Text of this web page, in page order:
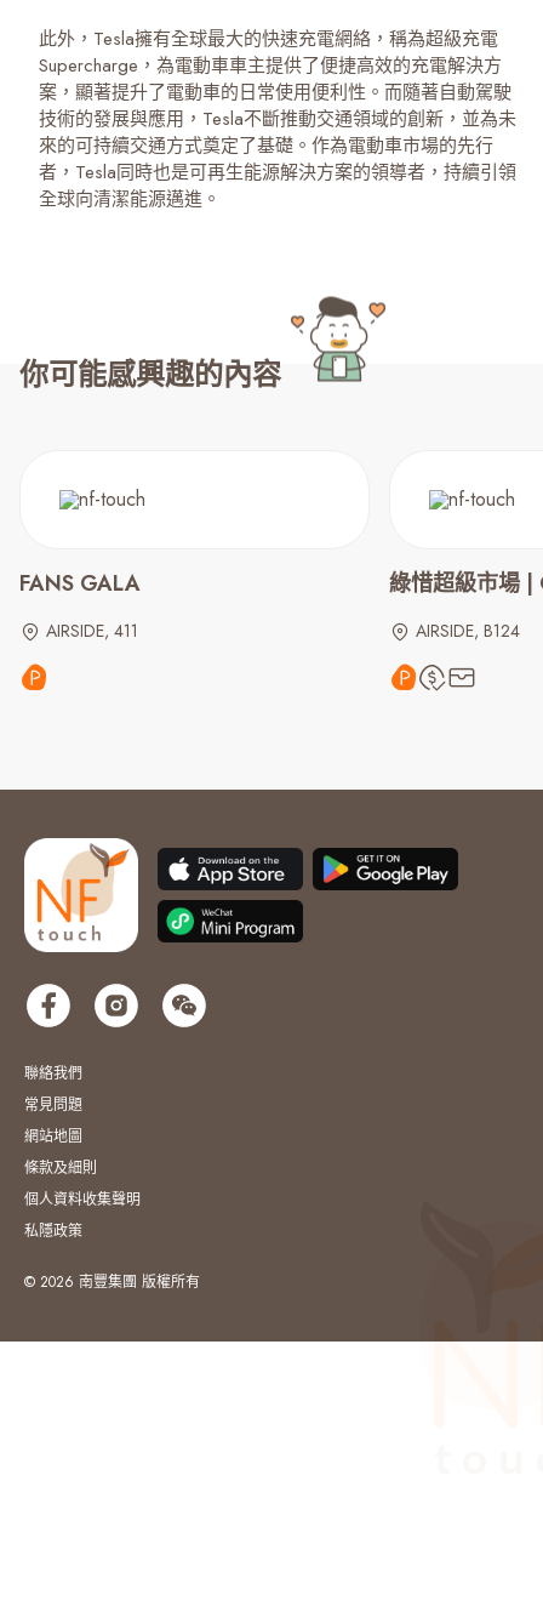
此外，Tesla擁有全球最大的快速充電網絡，稱為超級充電
Supercharge，為電動車車主提供了便捷高效的充電解決方
案，顯著提升了電動車的日常使用便利性。而隨著自動駕駛
技術的發展與應用，Tesla不斷推動交通領域的創新，並為未
來的可持續交通方式奠定了基礎。作為電動車市場的先行
者，Tesla同時也是可再生能源解決方案的領導者，持續引領
全球向清潔能源邁進。
你可能感興趣的內容
FANS GALA
AIRSIDE, 411
綠惜超級市場
AIRSIDE, B124
聯絡我們
常見問題
網站地圖
條款及細則
個人資料收集聲明
私隱政策
© 2026 南豐集團 版權所有